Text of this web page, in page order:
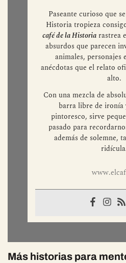
Paseante curioso que
Historia tropieza
café de la Historia rastrea
absurdos que parecen
animales, personajes
anécdotas que el relato
alto.
Con una mezcla de
barra libre de ironía
pintoresco, sirve
pasado para
además de solemne,
Más historias para